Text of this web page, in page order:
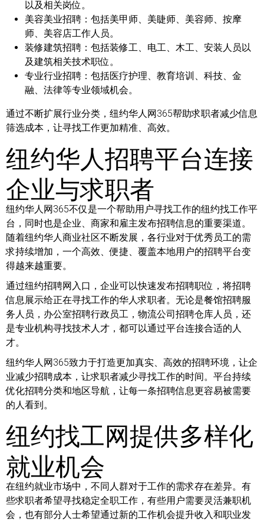
以及相关岗位。
美容美业招聘： 包括美甲师、美睫师、美容师、按摩
师、美容店工作人员。
装修建筑招聘： 包括装修工、电工、木工、安装人员以
及建筑相关技术职位。
专业行业招聘： 包括医疗护理、教育培训、科技、金
融、法律等专业领域机会。
通过不断扩展行业分类，纽约华人网365帮助求职者减少信息
筛选成本，让寻找工作更加精准、高效。
纽约华人招聘平台连接
企业与求职者
纽约华人网365不仅是一个帮助用户寻找工作的纽约找工作平
台，同时也是企业、商家和雇主发布招聘信息的重要渠道。
随着纽约华人商业社区不断发展，各行业对于优秀员工的需
求持续增加，一个高效、便捷、覆盖本地用户的招聘平台变
得越来越重要。
通过纽约招聘网入口，企业可以快速发布招聘职位，将招聘
信息展示给正在寻找工作的华人求职者。无论是餐馆招聘服
务人员，办公室招聘行政员工，物流公司招聘仓库人员，还
是专业机构寻找技术人才，都可以通过平台连接合适的人
才。
纽约华人网365致力于打造更加真实、高效的招聘环境，让企
业减少招聘成本，让求职者减少寻找工作的时间。平台持续
优化招聘分类和地区导航，让每一条招聘信息更容易被需要
的人看到。
纽约找工网提供多样化
就业机会
在纽约就业市场中，不同人群对于工作的需求存在差异。有
些求职者希望寻找稳定全职工作，有些用户需要灵活兼职机
会，也有部分人士希望通过新的工作机会提升收入和职业发